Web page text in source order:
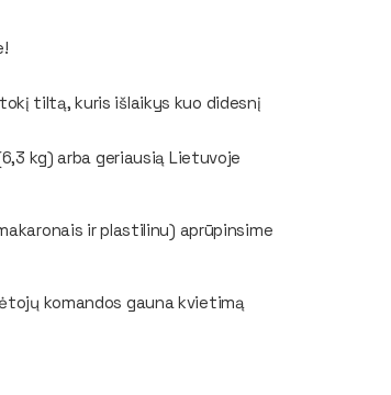
tiltą, kuris išlaikys kuo didesnį
kg) arba geriausią Lietuvoje
ir plastilinu) aprūpinsime
komandos gauna kvietimą